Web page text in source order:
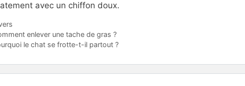
avec un chiffon doux.
enlever une tache de gras ?
le chat se frotte-t-il partout ?